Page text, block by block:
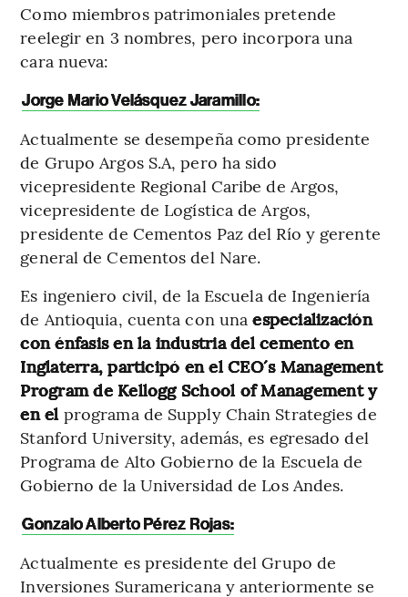
Como miembros patrimoniales pretende
reelegir en 3 nombres, pero incorpora una
cara nueva:
Jorge Mario Velásquez Jaramillo:
Actualmente se desempeña como presidente
de Grupo Argos S.A, pero ha sido
vicepresidente Regional Caribe de Argos,
vicepresidente de Logística de Argos,
presidente de Cementos Paz del Río y gerente
general de Cementos del Nare.
Es ingeniero civil, de la Escuela de Ingeniería
de Antioquia, cuenta con unaespecialización
con énfasis en la industria del cemento en
Inglaterra, participó en el CEO´s Management
Program de Kellogg School of Management y
en el programa de Supply Chain Strategies de
Stanford University, además, es egresado del
Programa de Alto Gobierno de la Escuela de
Gobierno de la Universidad de Los Andes.
Gonzalo Alberto Pérez Rojas:
Actualmente es presidente del Grupo de
Inversiones Suramericana y anteriormente se